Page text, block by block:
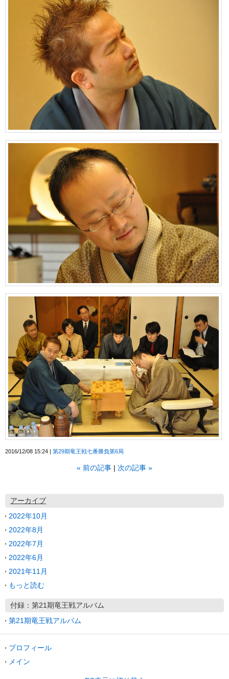
2016/12/08 15:24 第29期竜王戦七番勝負第6局
« 前の記事 次の記事 »
アーカイブ
2022年10月
2022年8月
2022年7月
2022年6月
2021年11月
もっと読む
付録：第21期竜王戦アルバム
第21期竜王戦アルバム
プロフィール
メイン